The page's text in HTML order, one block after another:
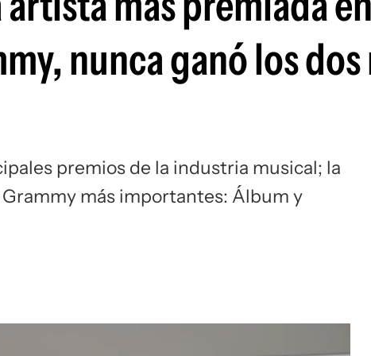
nunca ganó los dos
premios de la industria musical; la
más importantes: Álbum y